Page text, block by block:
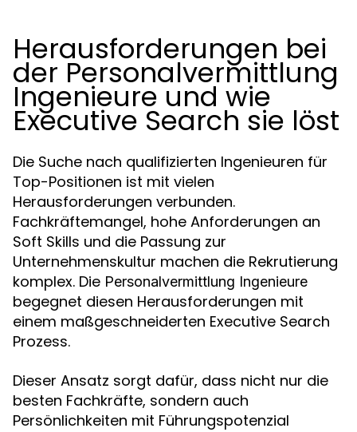
Herausforderungen bei
der Personalvermittlung
Ingenieure und wie
Executive Search sie löst
Die Suche nach qualifizierten Ingenieuren für
Top-Positionen ist mit vielen
Herausforderungen verbunden.
Fachkräftemangel, hohe Anforderungen an
Soft Skills und die Passung zur
Unternehmenskultur machen die Rekrutierung
komplex. Die Personalvermittlung Ingenieure
begegnet diesen Herausforderungen mit
einem maßgeschneiderten Executive Search
Prozess.
Dieser Ansatz sorgt dafür, dass nicht nur die
besten Fachkräfte, sondern auch
Persönlichkeiten mit Führungspotenzial